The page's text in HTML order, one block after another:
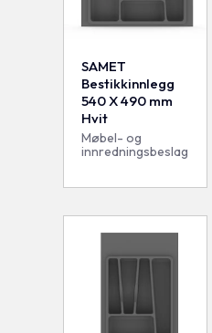
SAMET
Bestikkinnlegg
540 X 490 mm
Hvit
Møbel- og
innredningsbeslag